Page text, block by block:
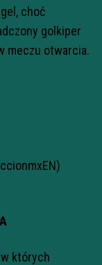
choć
golkiper
meczu otwarcia.
których